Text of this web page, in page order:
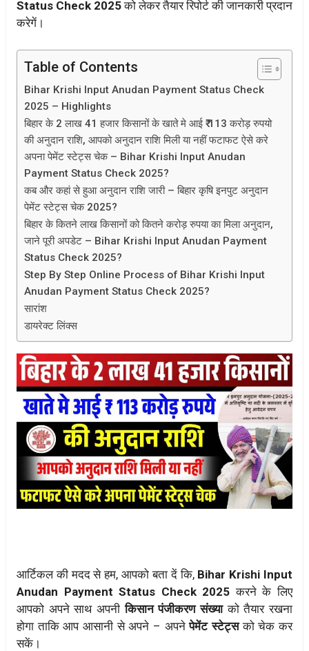
Status Check 2025को लेकर तैयार रिपोर्ट की जानकारी प्रदान
करेगें।
Table of Contents
Bihar Krishi Input Anudan Payment Status Check
2025 – Highlights
बिहार के 2 लाख 41 हजार किसानों के खाते मे आई ₹ 113 करोड़ रुपयो
की अनुदान राशि, आपको अनुदान राशि मिली या नहीं फटाफट ऐसे करे
अपना पेमेंट स्टेट्स चेक – Bihar Krishi Input Anudan
Payment Status Check 2025?
कब और कहां से हुआ अनुदान राशि जारी – बिहार कृषि इनपुट अनुदान
पेमेंट स्टेट्स चेक 2025?
बिहार के कितने लाख किसानों को कितने करोड़ रुपया का मिला अनुदान,
जाने पूरी अपडेट – Bihar Krishi Input Anudan Payment
Status Check 2025?
Step By Step Online Process of Bihar Krishi Input
Anudan Payment Status Check 2025?
सारांश
डायरेक्ट लिंक्स
आर्टिकल की मदद से हम, आपको बता दें कि, Bihar Krishi Input
Anudan Payment Status Check 2025करने के लिए
आपको अपने साथ अपनीकिसान पंजीकरण संख्याको तैयार रखना
होगा ताकि आप आसानी से अपने – अपनेपेमेंट स्टेट्सको चेक कर
सकें।